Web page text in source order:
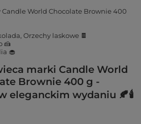
World Chocolate Brownie 400
Orzechy laskowe 🍫
🍰
🧁
marki Candle World
Brownie 400 g -
eleganckim wydaniu 🍂🕯